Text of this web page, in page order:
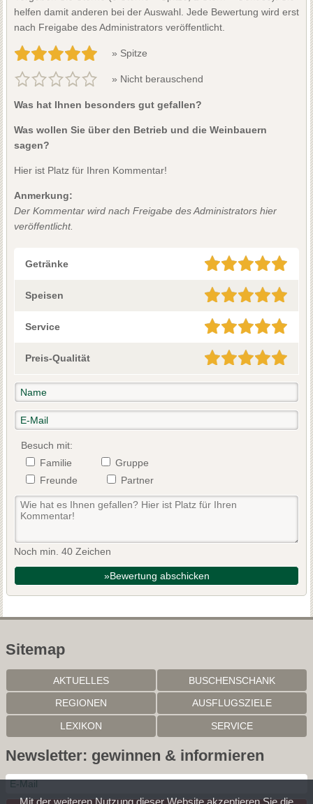
helfen damit anderen bei der Auswahl. Jede Bewertung wird erst
nach Freigabe des Administrators veröffentlicht.
» Spitze
» Nicht berauschend
Was hat Ihnen besonders gut gefallen?
Was wollen Sie über den Betrieb und die Weinbauern
sagen?
Hier ist Platz für Ihren Kommentar!
Anmerkung:
Der Kommentar wird nach Freigabe des Administrators hier
veröffentlicht.
Getränke
Speisen
Service
Preis-Qualität
Besuch mit:
Familie
Gruppe
Freunde
Partner
Noch min. 40 Zeichen
»Bewertung abschicken
Sitemap
AKTUELLES BUSCHENSCHANK
REGIONEN AUSFLUGSZIELE
LEXIKON SERVICE
Newsletter: gewinnen & informieren
Mit der weiteren Nutzung dieser Website akzeptieren Sie die